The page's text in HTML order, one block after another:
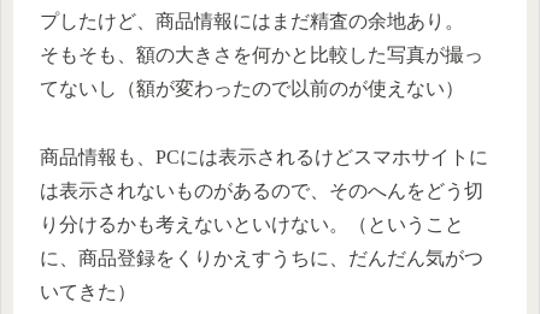
プしたけど、商品情報にはまだ精査の余地あり。
そもそも、額の大きさを何かと比較した写真が撮っ
てないし（額が変わったので以前のが使えない）
商品情報も、PCには表示されるけどスマホサイトに
は表示されないものがあるので、そのへんをどう切
り分けるかも考えないといけない。（ということ
に、商品登録をくりかえすうちに、だんだん気がつ
いてきた）